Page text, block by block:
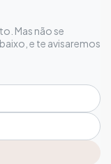
Mas não se
e te avisaremos